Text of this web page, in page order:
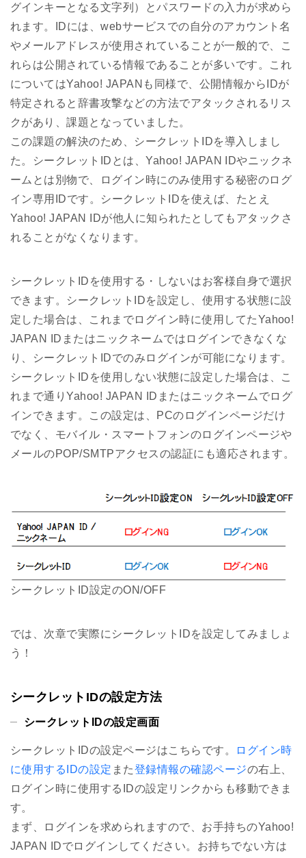
グインキーとなる文字列）とパスワードの入力が求めら
れます。IDには、webサービスでの自分のアカウント名
やメールアドレスが使用されていることが一般的で、こ
れらは公開されている情報であることが多いです。これ
についてはYahoo! JAPANも同様で、公開情報からIDが
特定されると辞書攻撃などの方法でアタックされるリス
クがあり、課題となっていました。
この課題の解決のため、シークレットIDを導入しまし
た。シークレットIDとは、Yahoo! JAPAN IDやニックネ
ームとは別物で、ログイン時にのみ使用する秘密のログ
イン専用IDです。シークレットIDを使えば、たとえ
Yahoo! JAPAN IDが他人に知られたとしてもアタックさ
れることがなくなります。
シークレットIDを使用する・しないはお客様自身で選択
できます。シークレットIDを設定し、使用する状態に設
定した場合は、これまでログイン時に使用してたYahoo!
JAPAN IDまたはニックネームではログインできなくな
り、シークレットIDでのみログインが可能になります。
シークレットIDを使用しない状態に設定した場合は、こ
れまで通りYahoo! JAPAN IDまたはニックネームでログ
インできます。この設定は、PCのログインページだけ
でなく、モバイル・スマートフォンのログインページや
メールのPOP/SMTPアクセスの認証にも適応されます。
シークレットID設定のON/OFF
では、次章で実際にシークレットIDを設定してみましょ
う！
シークレットIDの設定方法
シークレットIDの設定画面
シークレットIDの設定ページはこちらです。
ログイン時
に使用するIDの設定 また登録情報の確認ページの右上、
ログイン時に使用するIDの設定リンクからも移動できま
す。
まず、ログインを求められますので、お手持ちのYahoo!
JAPAN IDでログインしてください。お持ちでない方は